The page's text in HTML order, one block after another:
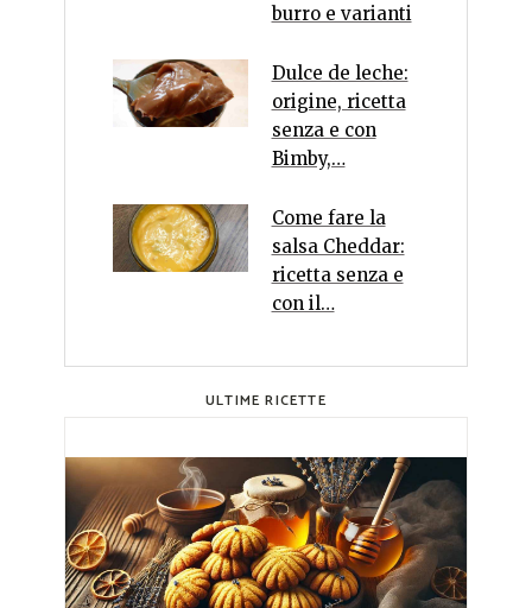
burro e varianti
Dulce de leche:
origine, ricetta
senza e con
Bimby,…
Come fare la
salsa Cheddar:
ricetta senza e
con il…
ULTIME RICETTE